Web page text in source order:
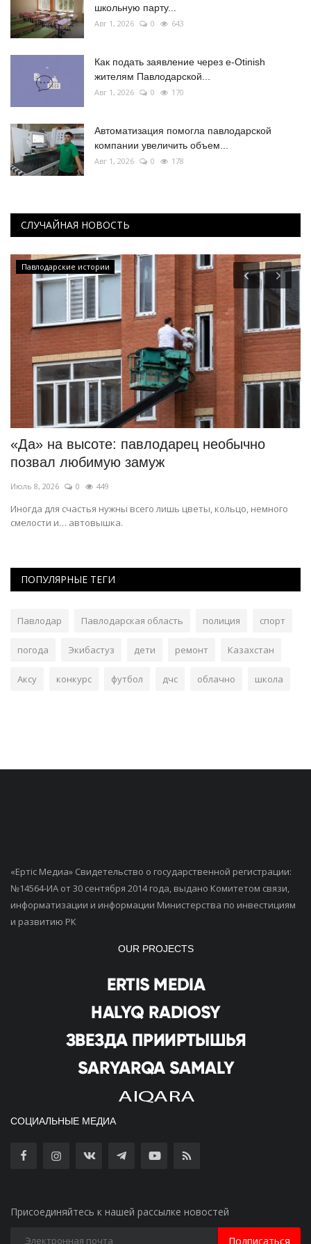
школьную парту...
Авг 1, 2026 0 643
Как подать заявление через e-Otinish
жителям Павлодарской...
Авг 1, 2026 0 170
Автоматизация помогла павлодарской
компании увеличить объем...
Авг 1, 2026 0 178
СЛУЧАЙНАЯ НОВОСТЬ
Павлодарские истории
«Да» на высоте: павлодарец необычно
позвал любимую замуж
Июль 8, 2026 0 449
Иногда для счастья нужны всего лишь цветы, кольцо, немного
смелости и… автовышка.
ПОПУЛЯРНЫЕ ТЕГИ
Павлодар Павлодарская область полиция спорт
погода Экибастуз дети ремонт Казахстан
Аксу конкурс футбол дчс облачно школа
«Ертiс Медиа» Свидетельство о государственной регистрации:
№14564-ИА от 30 сентября 2014 года, выдано Комитетом связи,
информатизации и информации Министерства по инвестициям
и развитию РК
OUR PROJECTS
СОЦИАЛЬНЫЕ МЕДИА
Присоединяйтесь к нашей рассылке новостей
Подписаться